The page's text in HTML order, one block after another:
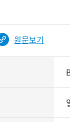
원문보기